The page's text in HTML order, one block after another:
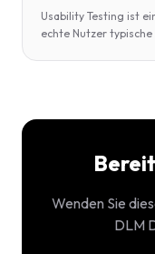
Usability Testing ist
echte Nutzer
Wenden Sie
DLM